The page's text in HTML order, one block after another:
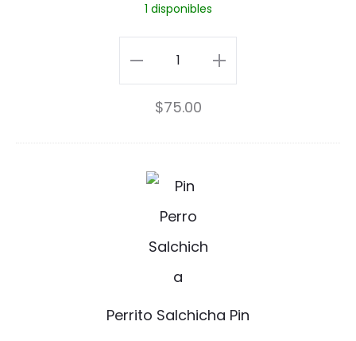
n
r
c
o
i
1 disponibles
Pusheen
Arcoíris
cantidad
$75.00
P
e
r
r
Perrito Salchicha Pin